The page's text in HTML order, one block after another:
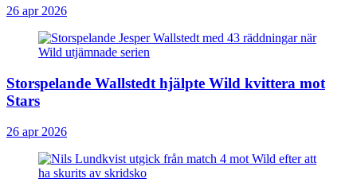
26 apr 2026
Storspelande Wallstedt hjälpte Wild kvittera mot
Stars
26 apr 2026